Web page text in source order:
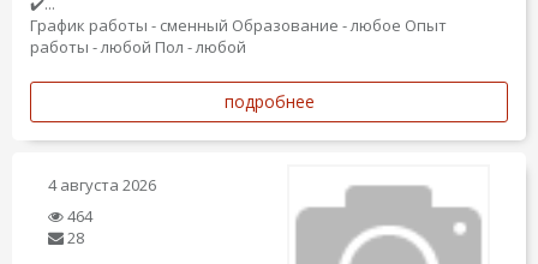
График работы - сменный Образование - любое Опыт
работы - любой Пол - любой
подробнее
4 августа 2026
464
28